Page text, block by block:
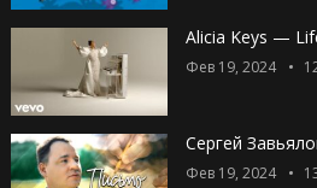
Alicia Keys —
Фев 19, 2024
Сергей
Фев 19, 2024